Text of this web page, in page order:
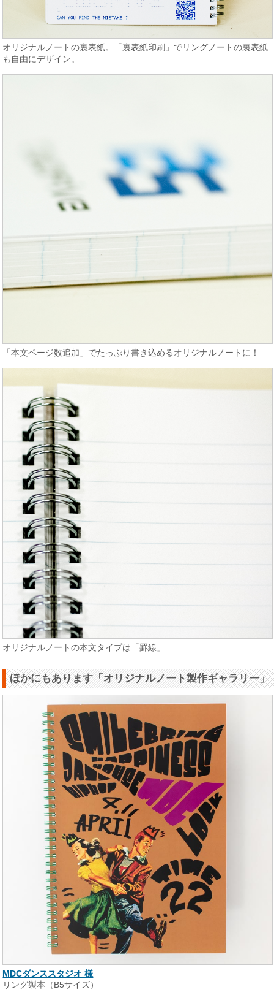
オリジナルノートの裏表紙。「裏表紙印刷」でリングノートの裏表紙
も自由にデザイン。
「本文ページ数追加」でたっぷり書き込めるオリジナルノートに！
オリジナルノートの本文タイプは「罫線」
ほかにもあります「オリジナルノート製作ギャラリー」
MDCダンススタジオ 様
リング製本（B5サイズ）